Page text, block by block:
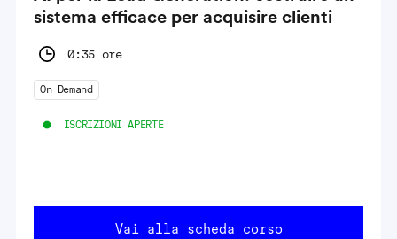
sistema efficace per acquisire clienti
0:35 ore
On Demand
ISCRIZIONI APERTE
Vai alla scheda corso